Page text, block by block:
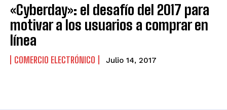
«Cyberday»: el desafío del 2017 para
motivar a los usuarios a comprar en
línea
COMERCIO ELECTRÓNICO Julio 14, 2017